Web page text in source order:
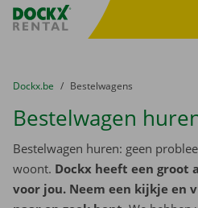
Fratello DEMO
U bevindt zich hier:
van
Dockx.be naar
Bestelwagens
Bestelwagen
Bestelwagen huren: geen
woont. Dockx heeft een groot
voor jou. Neem een kijkje en